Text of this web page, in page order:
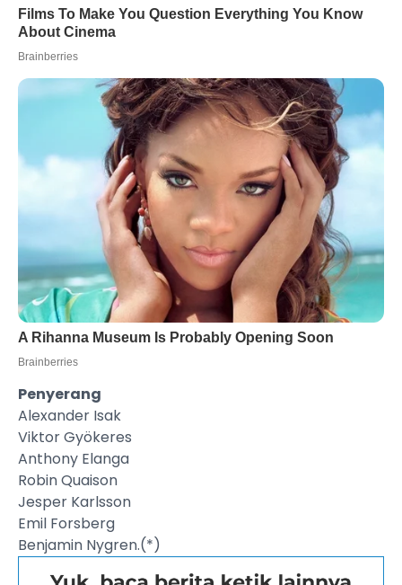
Penyerang
Alexander Isak
Viktor Gyökeres
Anthony Elanga
Robin Quaison
Jesper Karlsson
Emil Forsberg
Benjamin Nygren.(*)